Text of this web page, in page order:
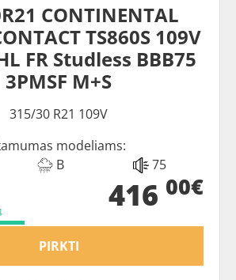
CONTINENTAL
TS860S 109V
FR Studless BBB75
3PMSF M+S
315/30 R21 109V
modeliams:
B 75
416 00€
PIRKTI